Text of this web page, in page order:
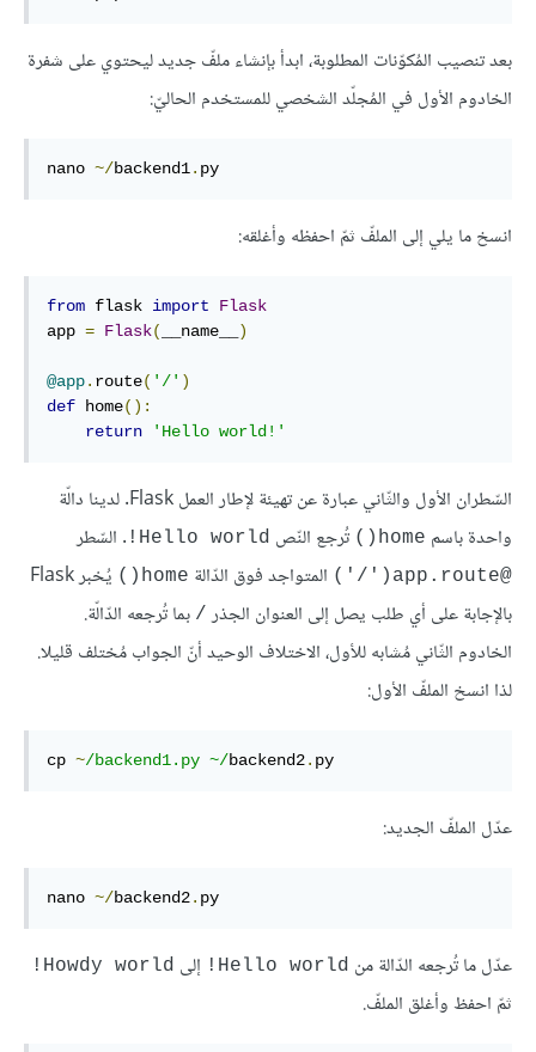
بعد تنصيب المُكوّنات المطلوبة، ابدأ بإنشاء ملفّ جديد ليحتوي على شفرة
الخادوم الأول في المُجلّد الشخصي للمستخدم الحاليّ:
nano ~/backend1. py
انسخ ما يلي إلى الملفّ ثمّ احفظه وأغلقه:
from flask import
Flask
app = Flask( __name__ )
@app. route( '/' )
def home() :
return
'Hello world!'
السّطران الأول والثّاني عبارة عن تهيئة لإطار العمل Flask. لدينا دالّة
واحدة باسم home() تُرجع النّص Hello world! . السّطر
@app.route('/') المتواجد فوق الدّالة home()
يُخبر Flask
بالإجابة على أي طلب يصل إلى العنوان الجذر / بما تُرجعه الدّالّة.
الخادوم الثّاني مُشابه للأول، الاختلاف الوحيد أنّ الجواب مُختلف قليلا.
لذا انسخ الملفّ الأول:
cp ~/backend1.py ~/backend2. py
عدّل الملفّ الجديد:
nano ~/backend2. py
عدّل ما تُرجعه الدّالة من Hello world! إلى Howdy world!
ثمّ احفظ وأغلق الملفّ.